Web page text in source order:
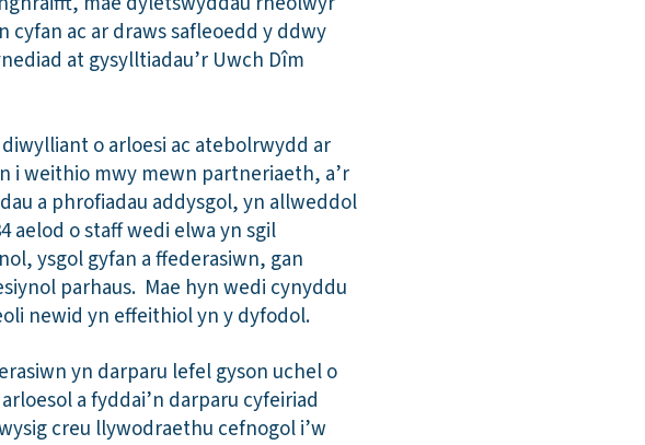
cyfan ac ar draws safleoedd y ddwy
at gysylltiadau’r Uwch Dîm
o arloesi ac atebolrwydd ar
i weithio mwy mewn partneriaeth, a’r
a phrofiadau addysgol, yn allweddol
aelod o staff wedi elwa yn sgil
ysgol gyfan a ffederasiwn, gan
parhaus. Mae hyn wedi cynyddu
newid yn effeithiol yn y dyfodol.
yn darparu lefel gyson uchel o
a fyddai’n darparu cyfeiriad
creu llywodraethu cefnogol i’w